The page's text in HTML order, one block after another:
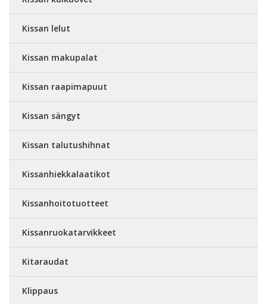
Kissan lelut
Kissan makupalat
Kissan raapimapuut
Kissan sängyt
Kissan talutushihnat
Kissanhiekkalaatikot
Kissanhoitotuotteet
Kissanruokatarvikkeet
Kitaraudat
Klippaus